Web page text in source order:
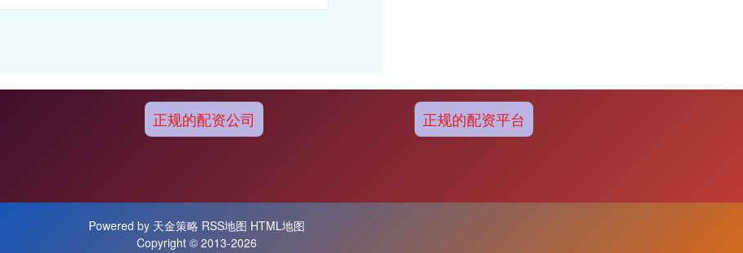
正规的配资公司 正规的配资平台
Powered by 天金策略 RSS地图 HTML地图
Copyright © 2013-2026